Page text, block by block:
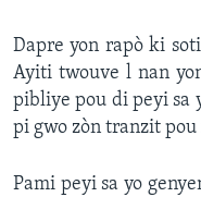
Dapre yon rapò ki
Ayiti twouve l nan
pibliye pou di peyi sa
pi gwo zòn tranzit
Pami peyi sa yo